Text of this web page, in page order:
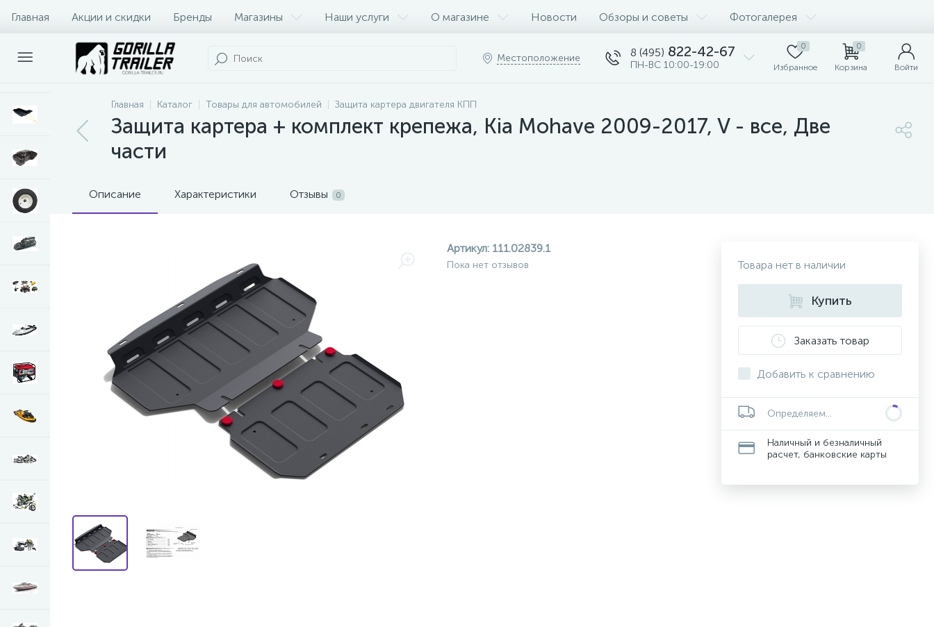
Главная Акции и скидки Бренды Магазины Наши услуги О магазине Новости Обзоры и советы Фотогалерея
Оплата и доставка Контакты
Местоположение 8 (495) 822-42-67
ПН-ВС 10:00-19:00
0
Избранное
0
Корзина Войти
Главная Каталог Товары для автомобилей Защита картера двигателя КПП
Защита картера + комплект крепежа, Kia Mohave 2009-2017, V - все, Две
части
Описание Характеристики Отзывы 0
Артикул: 111.02839.1
Пока нет отзывов Товара нет в наличии
Купить
Заказать товар
Добавить к сравнению
Определяем...
Наличный и безналичный
расчет, банковские карты